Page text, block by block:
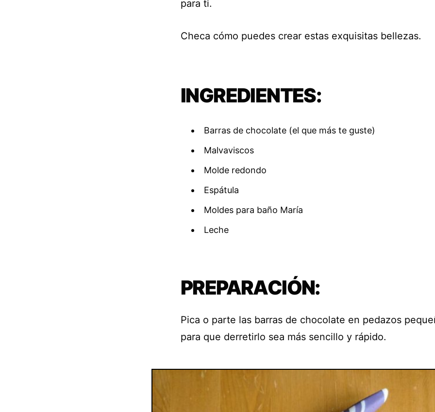
para ti.
Checa cómo puedes crear estas exquisitas bellezas.
INGREDIENTES:
Barras de chocolate (el que más te guste)
Malvaviscos
Molde redondo
Espátula
Moldes para baño María
Leche
PREPARACIÓN:
Pica o parte las barras de chocolate en pedazos
para que derretirlo sea más sencillo y rápido.